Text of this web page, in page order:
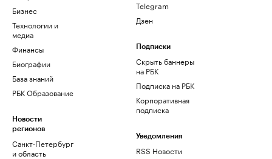
Бизнес
Технологии и
медиа
Финансы
Биографии
База знаний
РБК Образование
Новости
регионов
Санкт-Петербург
и область
Telegram
Дзен
Подписки
Скрыть баннеры
на РБК
Подписка на РБК
Корпоративная
подписка
Уведомления
RSS Новости